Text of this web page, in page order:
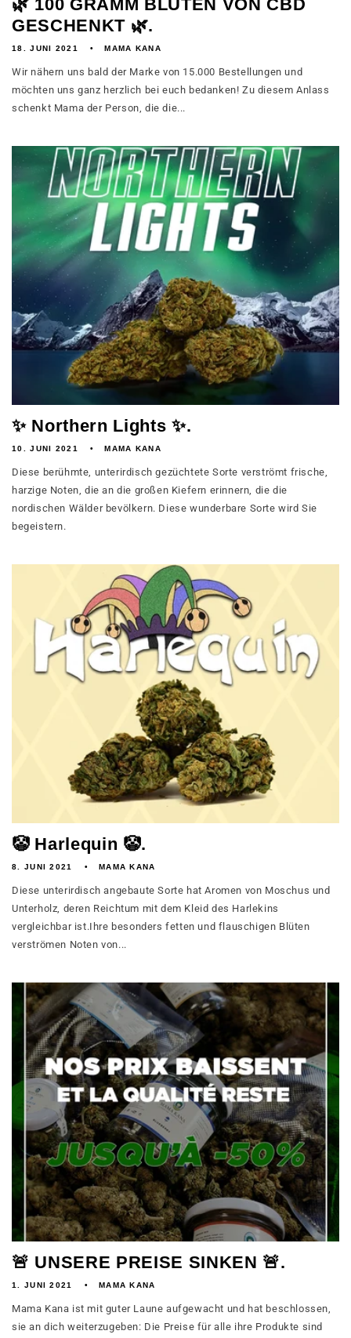
🌿 100 GRAMM BLÜTEN VON CBD
GESCHENKT 🌿.
18. JUNI 2021 MAMA KANA
Wir nähern uns bald der Marke von 15.000 Bestellungen und
möchten uns ganz herzlich bei euch bedanken! Zu diesem Anlass
schenkt Mama der Person, die die...
✨ Northern Lights ✨.
10. JUNI 2021 MAMA KANA
Diese berühmte, unterirdisch gezüchtete Sorte verströmt frische,
harzige Noten, die an die großen Kiefern erinnern, die die
nordischen Wälder bevölkern. Diese wunderbare Sorte wird Sie
begeistern.
🤡 Harlequin 🤡.
8. JUNI 2021 MAMA KANA
Diese unterirdisch angebaute Sorte hat Aromen von Moschus und
Unterholz, deren Reichtum mit dem Kleid des Harlekins
vergleichbar ist.Ihre besonders fetten und flauschigen Blüten
verströmen Noten von...
🚨 UNSERE PREISE SINKEN 🚨.
1. JUNI 2021 MAMA KANA
Mama Kana ist mit guter Laune aufgewacht und hat beschlossen,
sie an dich weiterzugeben: Die Preise für alle ihre Produkte sind